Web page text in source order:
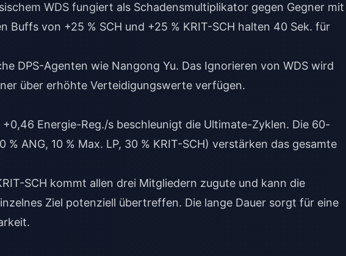
WDS fungiert als Schadensmultiplikator gegen Gegner mit
Buffs von +25 % SCH und +25 % KRIT-SCH halten 40 Sek. für
DPS-Agenten wie Nangong Yu. Das Ignorieren von WDS wird
über erhöhte Verteidigungswerte verfügen.
Energie-Reg./s beschleunigt die Ultimate-Zyklen. Die 60-
ANG, 10 % Max. LP, 30 % KRIT-SCH) verstärken das gesamte
SCH kommt allen drei Mitgliedern zugute und kann die
Ziel potenziell übertreffen. Die lange Dauer sorgt für eine